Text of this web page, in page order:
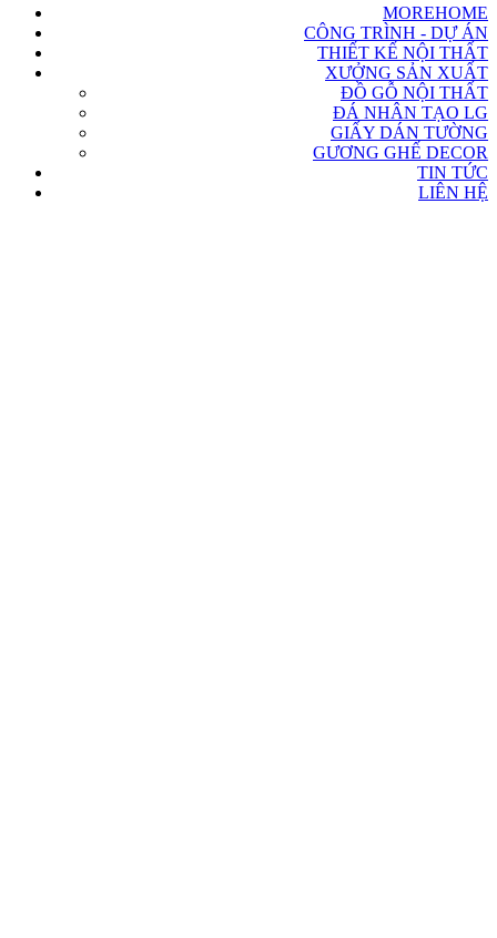
MOREHOME
CÔNG TRÌNH - DỰ ÁN
THIẾT KẾ NỘI THẤT
XƯỞNG SẢN XUẤT
ĐỒ GỖ NỘI THẤT
ĐÁ NHÂN TẠO LG
GIẤY DÁN TƯỜNG
GƯƠNG GHẾ DECOR
TIN TỨC
LIÊN HỆ